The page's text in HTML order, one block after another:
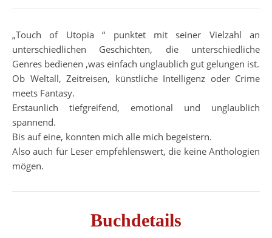
„Touch of Utopia “ punktet mit seiner Vielzahl an
unterschiedlichen Geschichten, die unterschiedliche
Genres bedienen ,was einfach unglaublich gut gelungen ist.
Ob Weltall, Zeitreisen, künstliche Intelligenz oder Crime
meets Fantasy.
Erstaunlich tiefgreifend, emotional und unglaublich
spannend.
Bis auf eine, konnten mich alle mich begeistern.
Also auch für Leser empfehlenswert, die keine Anthologien
mögen.
Buchdetails